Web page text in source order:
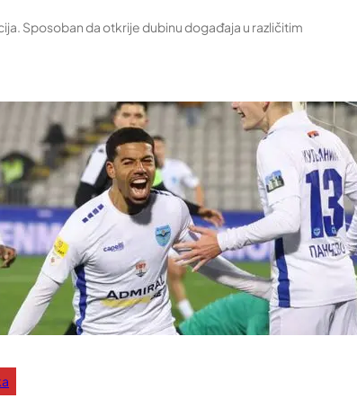
Sposoban da otkrije dubinu događaja u različitim